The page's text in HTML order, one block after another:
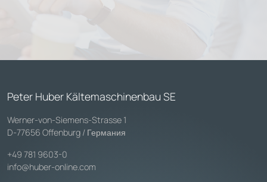
Peter Huber Kältemaschinenbau SE
Werner-von-Siemens-Strasse 1
D-77656 Offenburg / Германия
+49 781 9603-0
info@huber-online.com